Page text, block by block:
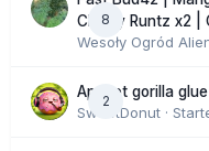
8
Cherry Runtz x2 |
Wesoły Ogród
2
Apricot gorilla
SweetDonut ·